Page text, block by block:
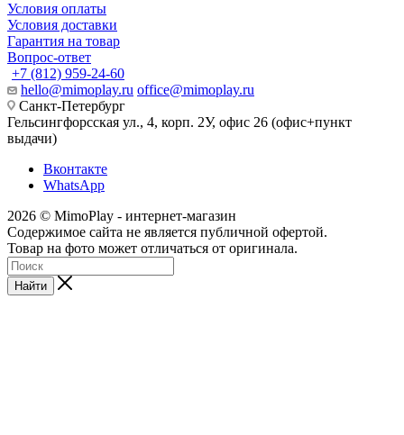
Условия оплаты
Условия доставки
Гарантия на товар
Вопрос-ответ
+7 (812) 959-24-60
hello@mimoplay.ru office@mimoplay.ru
Санкт-Петербург
Гельсингфорсская ул., 4, корп. 2У, офис 26 (офис+пункт
выдачи)
Вконтакте
WhatsApp
2026 © MimoPlay - интернет-магазин
Содержимое сайта не является публичной офертой.
Товар на фото может отличаться от оригинала.
Найти